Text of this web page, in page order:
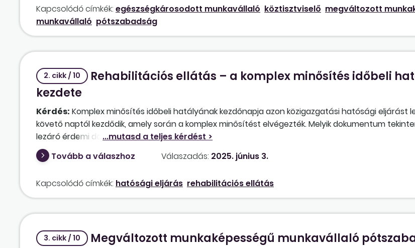
Kapcsolódó címkék: egészségkárosodott munkavállaló köztisztviselő megváltozott
munkavállaló pótszabadság
2. cikk / 10
Rehabilitációs ellátás – a komplex minősítés időbeli
kezdete
Kérdés: Komplex minősítés időbeli hatályának kezdőnapja azon közigazgatási hatósági eljárást
követő naptól kezdődik, amely során a komplex minősítést elvégezték. Melyik dokumentum
lezáró érdemi döntésnek? Komplex minősítést végző szakértői bizottság összefoglaló véleménye
munkaképesség minősítéséről, illetve a megváltozott munkaképességű személyek ellátásainak
dokumentum? Vagy meg kell várni az illetékes kormányhivatal rehabilitációs osztályának
amikor a kormányhivatal rehabilitációs osztálya a határozatát meghozta.
Tovább a válaszhoz Válaszadás: 2025. június 3.
Kapcsolódó címkék: hatósági eljárás rehabilitációs ellátás
3. cikk / 10 Megváltozott munkaképességű munkavállaló